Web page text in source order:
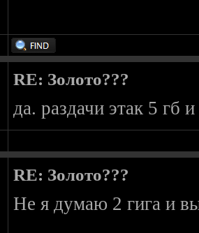
RE: Золото???
да. раздачи этак 5 гб
RE: Золото???
Не я думаю 2 гига и